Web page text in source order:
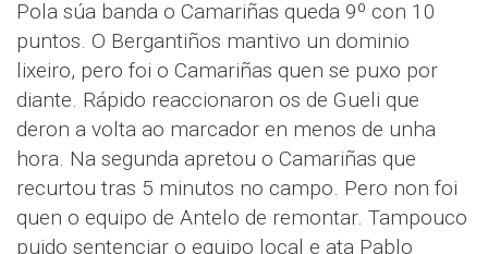
Pola súa banda o Camariñas queda 9º con 10
puntos. O Bergantiños mantivo un dominio
lixeiro, pero foi o Camariñas quen se puxo por
diante. Rápido reaccionaron os de Gueli que
deron a volta ao marcador en menos de unha
hora. Na segunda apretou o Camariñas que
recurtou tras 5 minutos no campo. Pero non foi
quen o equipo de Antelo de remontar. Tampouco
puido sentenciar o equipo local e ata Pablo